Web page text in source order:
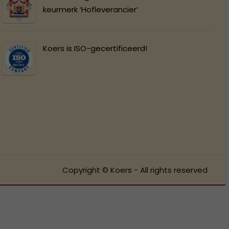
keurmerk ‘Hofleverancier’
Koers is ISO-gecertificeerd!
Copyright © Koers - All rights reserved